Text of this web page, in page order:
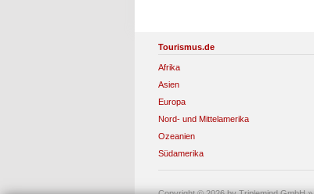
Tourismus.de
Afrika
Asien
Europa
Nord- und Mittelamerika
Ozeanien
Südamerika